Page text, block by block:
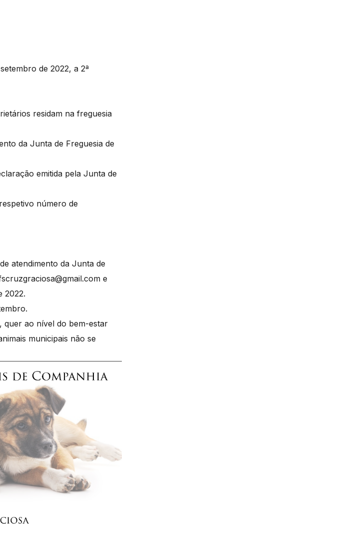
de 2022, a 2ª
residam na freguesia
da Junta de Freguesia de
emitida pela Junta de
número de
atendimento da Junta de
e
2022.
quer ao nível do bem-estar
municipais não se